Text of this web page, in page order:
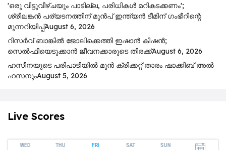
'ഒരു വിട്ടുവീഴ്ചയും പാടില്ല, പരിധികൾ മറികടക്കണം';
ശ്രീലങ്കൻ പര്യടനത്തിന് മുൻപ് ഇന്ത്യൻ ടീമിന് ഗംഭീറിന്റെ
മുന്നറിയിപ്പ്August 6, 2026
റിസര്‍വ് ബാങ്കിൽ ജോലിക്കെത്തി ഇഷാന്‍ കിഷന്‍;
സെൽഫിയെടുക്കാൻ ജീവനക്കാരുടെ തിരക്ക്August 6, 2026
ഹസീനയുടെ പരിപാടിയിൽ മുൻ ക്രിക്കറ്റ് താരം ഷാക്കിബ് അൽ
ഹസനുംAugust 5, 2026
Live Scores
WED THU FRI SAT SUN